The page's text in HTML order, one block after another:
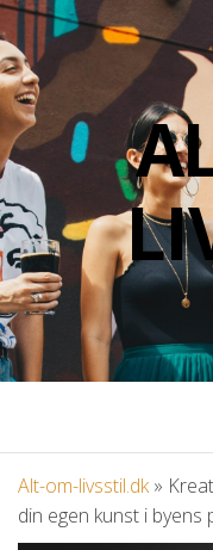
Alt-om-livsstil.dk»
din egen kunst i